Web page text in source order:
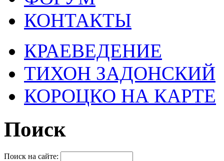
КОНТАКТЫ
КРАЕВЕДЕНИЕ
ТИХОН ЗАДОНСКИЙ
КОРОЦКО НА КАРТЕ
Поиск
Поиск на сайте: